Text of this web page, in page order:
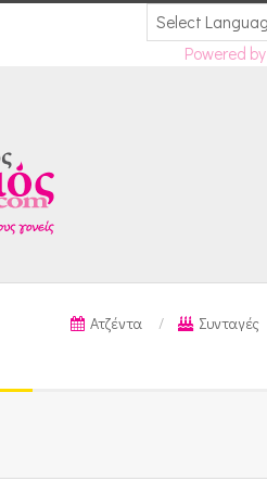
Powered by
Ατζέντα Συνταγές